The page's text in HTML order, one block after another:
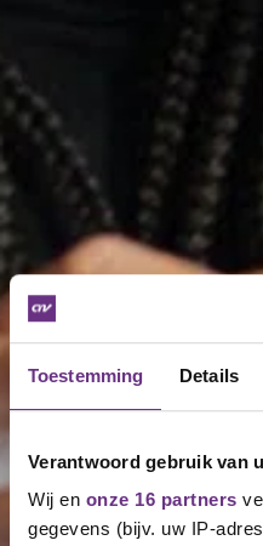
Toestemming Details
Verantwoord gebruik van
Wij en onze 16 partners
gegevens (bijv. uw IP-